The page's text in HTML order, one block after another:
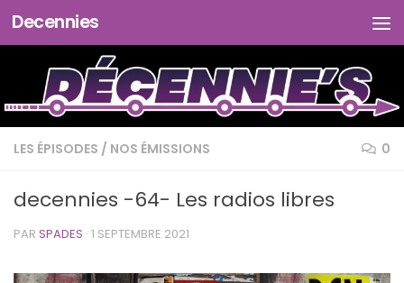
Skip to content
Decennies
LES ÉPISODES / NOS ÉMISSIONS 0
decennies -64- Les radios libres
PAR SPADES · 1 SEPTEMBRE 2021